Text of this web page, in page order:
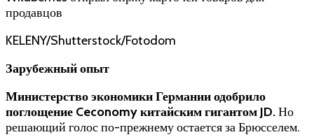
KELENY/Shutterstock/Fotodom
Зарубежный опыт
Министерство экономики Германии одобрило
поглощение Ceconomy китайским гигантом JD.Но
решающий голос по-прежнему остается за Брюсселем.